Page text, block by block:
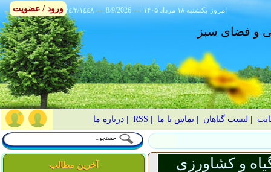
٢٤/٢/١٤٤٨ --- 8/9/2026 --- ۱۴۰۵ يکشنبه ۱۸ مرداد امروز
و فضای سبز
لیست گیاهان |تماس با ما RSS
|درباره ما
آخرین مطالب و کشاورزی
ورود / عضویت